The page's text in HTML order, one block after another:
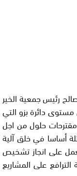
رئيس جمعية الخير
دائرة بزو التي
حلول من اجل
أساسا في خلق آلية
على انجاز تشخيص
على المشاريع